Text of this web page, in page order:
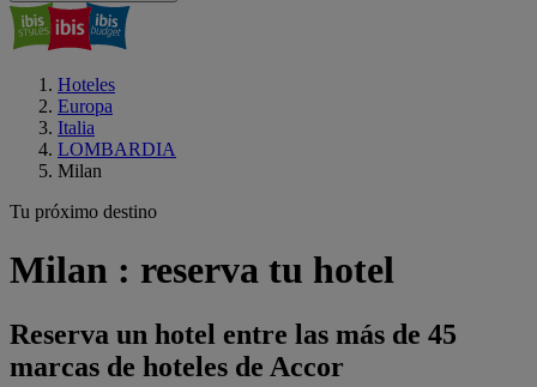
Hoteles
Europa
Italia
LOMBARDIA
Milan
Tu próximo destino
Milan : reserva tu hotel
Reserva un hotel entre las más de 45
marcas de hoteles de Accor